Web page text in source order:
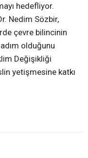
hedefliyor.
Nedim Sözbir,
çevre bilincinin
olduğunu
Değişikliği
yetişmesine katkı